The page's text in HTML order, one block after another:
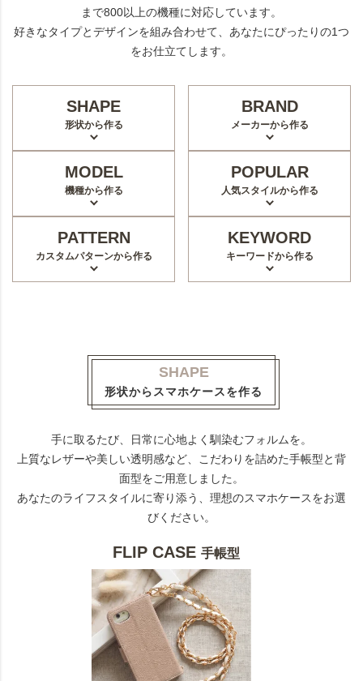
まで800以上の機種に対応しています。
好きなタイプとデザインを組み合わせて、あなたにぴったりの1つ
をお仕立てします。
SHAPE
形状から作る
BRAND
メーカーから作る
MODEL
機種から作る
POPULAR
人気スタイルから作る
PATTERN
カスタムパターンから作る
KEYWORD
キーワードから作る
SHAPE
形状からスマホケースを作る
手に取るたび、日常に心地よく馴染むフォルムを。
上質なレザーや美しい透明感など、こだわりを詰めた手帳型と背
面型をご用意しました。
あなたのライフスタイルに寄り添う、理想のスマホケースをお選
びください。
FLIP CASE手帳型